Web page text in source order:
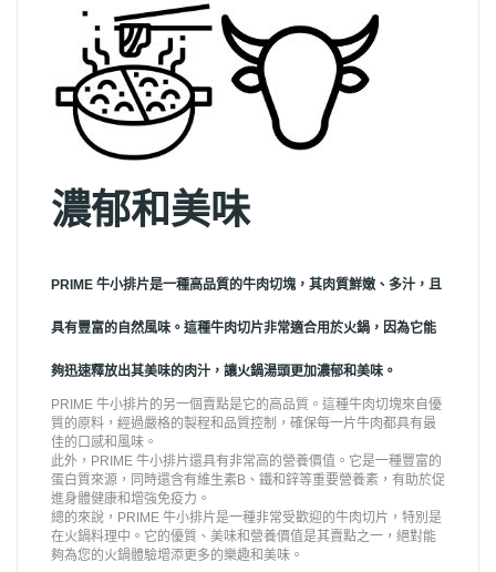
濃郁和美味
PRIME 牛小排片是一種高品質的牛肉切塊，其肉質鮮嫩、多汁，且
具有豐富的自然風味。這種牛肉切片非常適合用於火鍋，因為它能
夠迅速釋放出其美味的肉汁，讓火鍋湯頭更加濃郁和美味。
PRIME 牛小排片的另一個賣點是它的高品質。這種牛肉切塊來自優
質的原料，經過嚴格的製程和品質控制，確保每一片牛肉都具有最
佳的口感和風味。
此外，PRIME 牛小排片還具有非常高的營養價值。它是一種豐富的
蛋白質來源，同時還含有維生素B、鐵和鋅等重要營養素，有助於促
進身體健康和增強免疫力。
總的來說，PRIME 牛小排片是一種非常受歡迎的牛肉切片，特別是
在火鍋料理中。它的優質、美味和營養價值是其賣點之一，絕對能
夠為您的火鍋體驗增添更多的樂趣和美味。